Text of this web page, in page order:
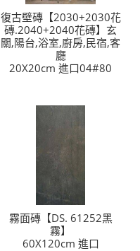
復古壁磚【2030+2030花
磚.2040+2040花磚】玄
關,陽台,浴室,廚房,民宿,客
廳
20X20cm 進口04#80
霧面磚【DS. 61252黑
霧】
60X120cm 進口